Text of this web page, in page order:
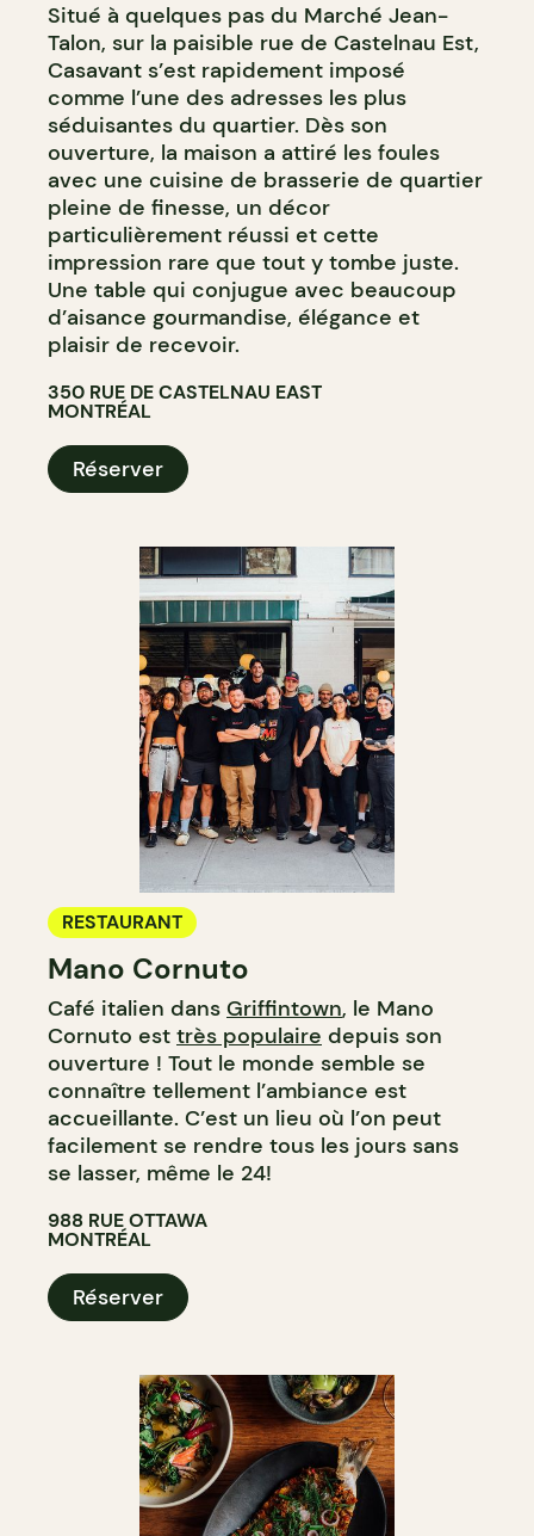
Situé à quelques pas du Marché Jean-
Talon, sur la paisible rue de Castelnau Est,
Casavant s’est rapidement imposé
comme l’une des adresses les plus
séduisantes du quartier. Dès son
ouverture, la maison a attiré les foules
avec une cuisine de brasserie de quartier
pleine de finesse, un décor
particulièrement réussi et cette
impression rare que tout y tombe juste.
Une table qui conjugue avec beaucoup
d’aisance gourmandise, élégance et
plaisir de recevoir.
350 RUE DE CASTELNAU EAST
MONTRÉAL
Réserver
RESTAURANT
Mano Cornuto
Café italien dans Griffintown, le Mano
Cornuto est très populaire depuis son
ouverture ! Tout le monde semble se
connaître tellement l’ambiance est
accueillante. C’est un lieu où l’on peut
facilement se rendre tous les jours sans
se lasser, même le 24!
988 RUE OTTAWA
MONTRÉAL
Réserver